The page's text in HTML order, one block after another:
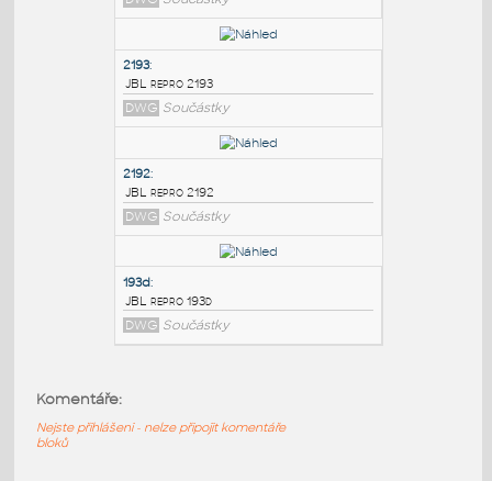
PODOBNÉ BLOKY
2194:
JBL repro 2194
DWG
JBL repro 2193
DWG Součástky
DWG Součástky
Komentáře:
Nejste přihlášeni - nelze připojit komentáře
bloků